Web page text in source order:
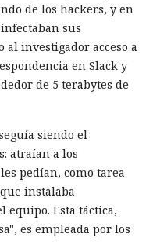
dejan de ser para los
y cada vez más
Talosestudiólos
los modelos de
herramientas
vulnerabilidades, y
muchos casos se
simplemente
la actividad como
de recompensas por
de los hackers, y en
sus
investigador acceso a
en Slack y
de 5 terabytes de
siendo el
atraían a los
pedían, como tarea
instalaba
equipo. Esta táctica,
es empleada por los